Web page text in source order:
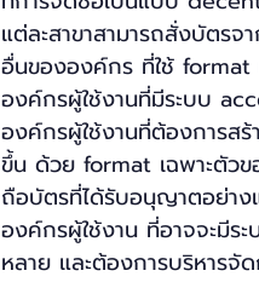
แต่ละสาขาสามารถสั่งบัตรจ
อื่นขององค์กร ที่ใช้ format
องค์กรผู้ใช้งานที่มีระบบ
องค์กรผู้ใช้งานที่ต้องการส
ขึ้น ด้วย format เฉพาะตัว
ถือบัตรที่ได้รับอนุญาตอย่าง
องค์กรผู้ใช้งาน ที่อาจจะมี
หลาย และต้องการบริหารจัด